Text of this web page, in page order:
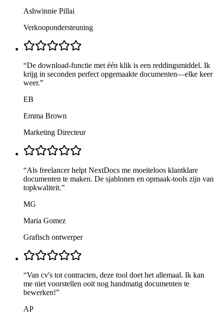
Ashwinnie Pillai
Verkoopondersteuning
“De download-functie met één klik is een reddingsmiddel. Ik
krijg in seconden perfect opgemaakte documenten—elke keer
weer.”
EB
Emma Brown
Marketing Directeur
“Als freelancer helpt NextDocs me moeiteloos klantklare
documenten te maken. De sjablonen en opmaak-tools zijn van
topkwaliteit.”
MG
Maria Gomez
Grafisch ontwerper
“Van cv's tot contracten, deze tool doet het allemaal. Ik kan
me niet voorstellen ooit nog handmatig documenten te
bewerken!”
AP